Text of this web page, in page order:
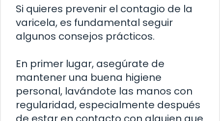
Si quieres prevenir el contagio de la
varicela, es fundamental seguir
algunos consejos prácticos.
En primer lugar, asegúrate de
mantener una buena higiene
personal, lavándote las manos con
regularidad, especialmente después